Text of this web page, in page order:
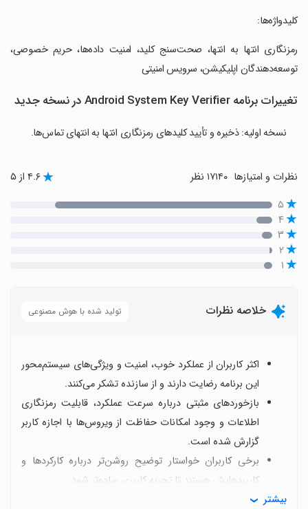
‏کلیدواژه‌ها:
‏رمزنگاری انتها به انتها، صحت‌سنج کلید، امنیت داده‌ها، حریم خصوصی،
توسعه‌دهندگان اپلیکیشن، سرویس امنیتی
تغییرات برنامه Android System Key Verifier در نسخه جدید
نسخه اولیه: ذخیره و تأیید کلیدهای رمزنگاری انتها به انتهای تماس‌ها.
نظرات و امتیازها ۴.۶ از ۵
۵
۴
۳
۲
۱
خلاصه نظرات تولید شده با هوش مصنوعی
اکثر کاربران از عملکرد خوب، امنیت و ویژگی‌های سیستم‌محور
این برنامه رضایت دارند و از سازنده تشکر می‌کنند.
بازخوردهای مثبتی درباره سرعت عملکرد، قابلیت رمزنگاری
اطلاعات و وجود امکانات حفاظت از ویروس‌ها با اجازه کاربر
گزارش شده است.
برخی کاربران خواستار توضیح روشن‌تر درباره کارکردها و
کاربردهایش هستند تا تجربه کاربری ساده‌تر شود.
اما نقطه‌ضعف‌های رایج شامل باگ‌ها، کندی و کرش، نبود بیشتر